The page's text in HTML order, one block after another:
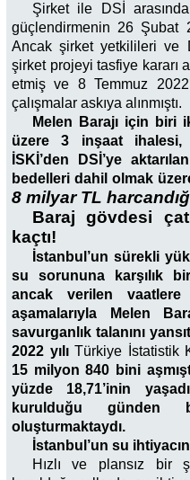
Şirket ile DSİ
güçlendirmenin 26 Şubat
Ancak şirket yetkilileri ve
şirket projeyi tasfiye kararı
etmiş ve 8 Temmuz
çalışmalar askıya alınmıştı.
Melen Barajı için biri
üzere 3 inşaat ihalesi,
İSKİ’den DSİ’ye
bedelleri dahil olmak
8 milyar TL
Baraj gövdesi
kaçtı!
İstanbul’un sürekli
su sorununa karşılık
ancak verilen vaatlere
aşamalarıyla Melen
savurganlık talanını
2022 yılıTürkiye İstatistik
15 milyon 840 bini
yüzde 18,71’inin
kurulduğu
oluşturmaktaydı.
İstanbul’un su
Hızlı ve plansız bir